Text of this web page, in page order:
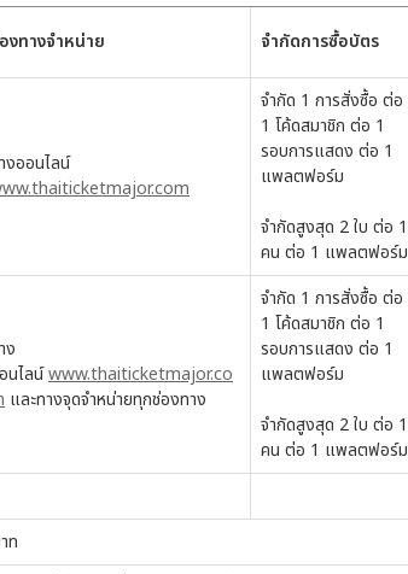
งทางจำหน่าย จำกัดการซื้อบัตร
งออนไลน์
จำกัด 1 การสั่งซื้อ ต่อ
1 โค้ดสมาชิก ต่อ 1
รอบการแสดง ต่อ 1
แพลตฟอร์ม
จำกัดสูงสุด 2 ใบ ต่อ 1
คน ต่อ 1 แพลตฟอร์ม
ง
นไลน์www.thaiticketmajor.co
และทางจุดจำหน่ายทุกช่องทาง
จำกัด 1 การสั่งซื้อ ต่อ
1 โค้ดสมาชิก ต่อ 1
รอบการแสดง ต่อ 1
แพลตฟอร์ม
จำกัดสูงสุด 2 ใบ ต่อ 1
คน ต่อ 1 แพลตฟอร์ม
ท